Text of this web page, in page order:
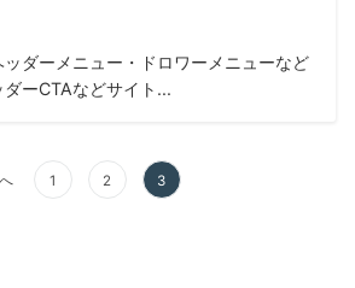
ダーメニュー・ドロワーメニューなど
ダーCTAなどサイト...
1 2 3